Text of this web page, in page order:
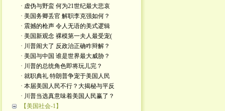
· 虚伪与野蛮 何为21世纪最大悲哀
· 美国务卿丢官 解职李克强如何？
· 震撼的枪声 令人无语的美式逻辑
· 美国新观念 裸模第一夫人最受宠(
· 川普闹大了 反政治正确咋辩解？
· 美国与中国 谁是世界最大威胁？
· 川普的总统角色即将玩儿完？
· 就职典礼 特朗普争宠于美国人民
· 本届美国人民不行？大揭秘与平反
· 川普当选真意味着美国人民赢了？
【美国社会-1】